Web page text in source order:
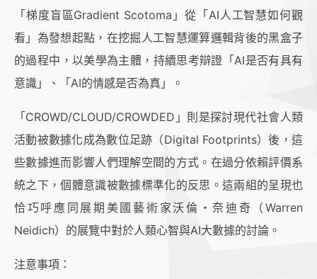
「梯度盲區Gradient Scotoma」從「AI人工智慧如何觀
看」為發想起點，在挖掘人工智慧運算邏輯背後的黑盒子
的過程中，以美學為主體，持續思考辯證「AI是否有具有
意識」、「AI的情感是否為真」。
「CROWD/CLOUD/CROWDED」則是探討現代社會人類
活動被數據化成為數位足跡（Digital Footprints）後，這
些數據進而影響人們理解空間的方式。在過分依賴評價系
統之下，個體意識被數據標準化的反思。這兩組的呈現也
恰巧呼應同展期美國藝術家沃倫・奈迪奇（Warren
Neidich）的展覽中對於人類心智與AI大數據的討論。
注意事項：